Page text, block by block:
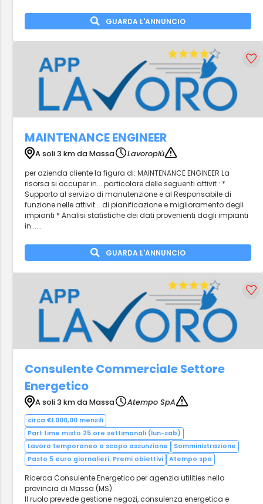
GUARDA L'ANNUNCIO
MAINTENANCE ENGINEER
A soli 3 km da Massa
Lavoropiù
per azienda cliente la figura di: MAINTENANCE ENGINEER La
risorsa si occuper in... particolare delle seguenti attivit : *
Supporto al servizio di manutenzione e al Responsabile di
funzione nelle attivit... di pianificazione e miglioramento degli
impianti * Analisi statistiche dei dati provenienti dagli impianti
in......
GUARDA L'ANNUNCIO
Consulente Commerciale Settore
Energetico
A soli 3 km da Massa Atempo SpA
circa €1.000,00 mensili
Part time misto 25 ore settimanali (lun-sab)
Lavoro temporaneo a scopo assunzione
Somministrazione
Pasto 5 euro giornalieri; Premi obiettivi
Atempo spa
Ricerca Consulente Energetico per agenzia utilities nella
provincia di Massa (MS).
Il ruolo prevede gestione negozi, consulenza energetica e